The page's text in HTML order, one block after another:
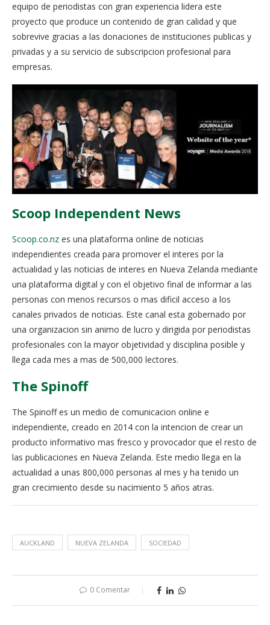
equipo de periodistas con gran experiencia lidera este
proyecto que produce un contenido de gran calidad y que
sobrevive gracias a las donaciones de instituciones publicas y
privadas y a su servicio de subscripcion profesional para
empresas.
Scoop Independent News
Scoop.co.nz es una plataforma online de noticias
independientes creada para promover el interes por la
actualidad y las noticias de interes en Nueva Zelanda mediante
una plataforma digital y con el objetivo final de informar a las
personas con menos recursos o mas dificil acceso a los
canales privados de noticias. Este canal esta gobernado por
una organizacion sin animo de lucro y dirigida por periodistas
profesionales con la mayor objetividad y disciplina posible y
llega cada mes a mas de 500,000 lectores.
The Spinoff
The Spinoff es un medio de comunicacion online e
independiente, creado en 2014 con la intencion de crear un
producto informativo mas fresco y provocador que el resto de
las publicaciones en Nueva Zelanda. Este medio llega en la
actualidad a unas 800,000 personas al mes y ha tenido un
gran crecimiento desde su nacimiento 5 años atras.
AUCKLAND NUEVA ZELANDA SOCIEDAD
0 Comentar